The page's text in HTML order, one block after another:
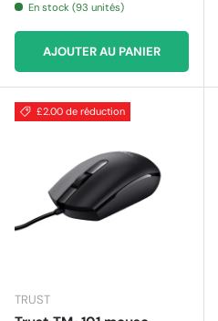
En stock (93 unités)
AJOUTER AU PANIER
£2.00 de réduction
TRUST